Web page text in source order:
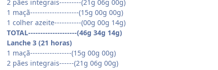
2 pães integrais---------(21g 06g 00g)
1 maçã--------------------(15g 00g 00g)
1 colher azeite-----------(00g 00g 14g)
TOTAL--------------------(46g 34g 14g)
Lanche 3 (21 horas)
1 maçã-----------------(15g 00g 00g)
2 pães integrais------(21g 06g 00g)